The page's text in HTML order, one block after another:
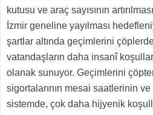
kutusu ve araç sayısının
İzmir geneline yayılması
şartlar altında geçimlerini
vatandaşların daha insanî
olanak sunuyor. Geçimlerini
sigortalarının mesai saatlerinin
sistemde, çok daha hijyenik